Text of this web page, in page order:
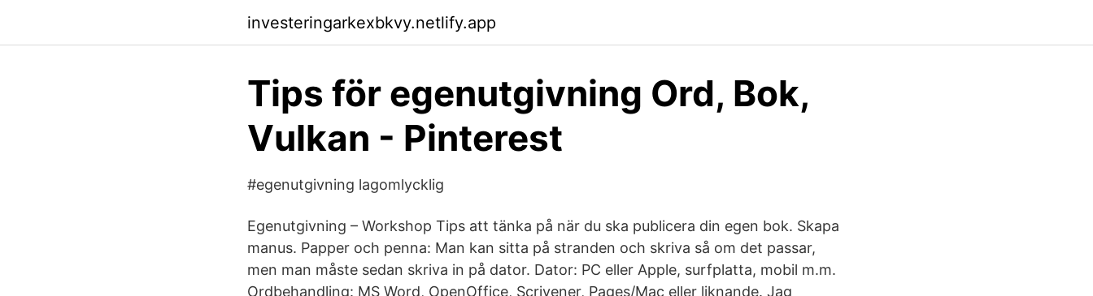
investeringarkexbkvy.netlify.app
Tips för egenutgivning Ord, Bok,
Vulkan - Pinterest
#egenutgivning lagomlycklig
Egenutgivning – Workshop Tips att tänka på när du ska publicera din egen bok. Skapa
manus. Papper och penna: Man kan sitta på stranden och skriva så om det passar,
men man måste sedan skriva in på dator. Dator: PC eller Apple, surfplatta, mobil m.m.
Ordbehandling: MS Word, OpenOffice, Scrivener, Pages/Mac eller liknande. Jag